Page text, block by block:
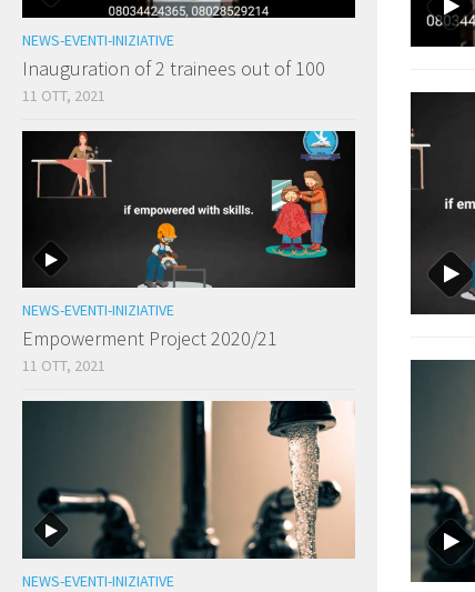
NEWS-EVENTI-INIZIATIVE
Inauguration of 2 trainees out of 100
11 OTT, 2021
NEWS-EVENTI-INIZIATIVE
Empowerment Project 2020/21
11 OTT, 2021
NEWS-EVENTI-INIZIATIVE